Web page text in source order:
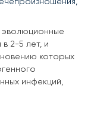
2-5 лет, и
которых
инфекций,